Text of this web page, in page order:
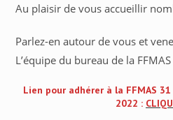
Au plaisir de vous accueillir
Parlez-en autour de vous et
L’équipe du bureau de la FFMAS
Lien pour adhérer à la FFMAS
2022 :